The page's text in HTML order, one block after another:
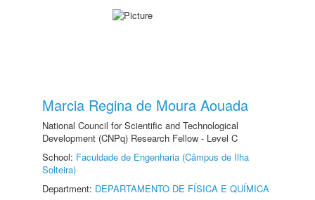
Marcia Regina de Moura Aouada
National Council for Scientific and Technological
Development (CNPq) Research Fellow - Level C
School: Faculdade de Engenharia (Câmpus de Ilha
Solteira)
Department: DEPARTAMENTO DE FÍSICA E QUÍMICA